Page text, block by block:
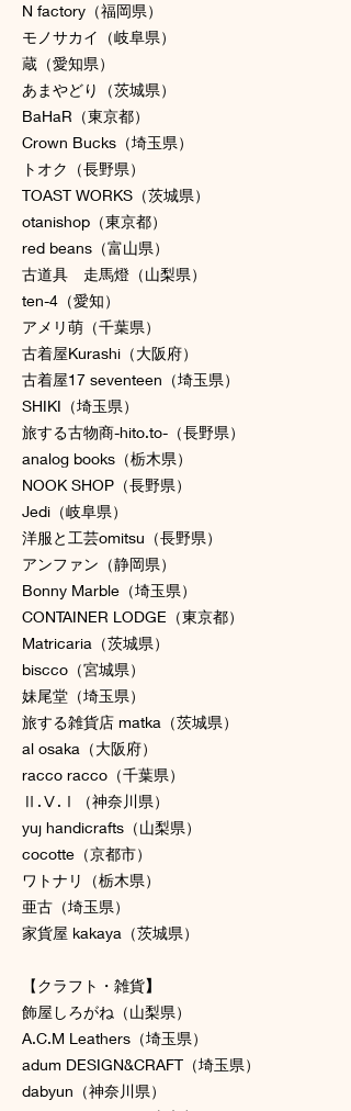
N factory（福岡県）
モノサカイ（岐阜県）
蔵（愛知県）
あまやどり（茨城県）
BaHaR（東京都）
Crown Bucks（埼玉県）
トオク（長野県）
TOAST WORKS（茨城県）
otanishop（東京都）
red beans（富山県）
古道具 走馬燈（山梨県）
ten-4（愛知）
アメリ萌（千葉県）
古着屋Kurashi（大阪府）
古着屋17 seventeen（埼玉県）
SHIKI（埼玉県）
旅する古物商-hito.to-（長野県）
analog books（栃木県）
NOOK SHOP（長野県）
Jedi（岐阜県）
洋服と工芸omitsu（長野県）
アンファン（静岡県）
Bonny Marble（埼玉県）
CONTAINER LODGE（東京都）
Matricaria（茨城県）
biscco（宮城県）
妹尾堂（埼玉県）
旅する雑貨店 matka（茨城県）
al osaka（大阪府）
racco racco（千葉県）
Ⅱ.Ⅴ.Ⅰ（神奈川県）
yuj handicrafts（山梨県）
cocotte（京都市）
ワトナリ（栃木県）
亜古（埼玉県）
家貨屋 kakaya（茨城県）
【クラフト・雑貨】
飾屋しろがね（山梨県）
A.C.M Leathers（埼玉県）
adum DESIGN&CRAFT（埼玉県）
dabyun（神奈川県）